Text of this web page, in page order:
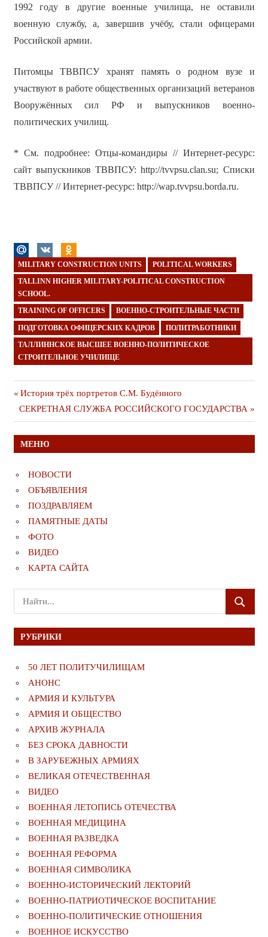
1992 году в другие военные училища, не оставили
военную службу, а, завершив учёбу, стали офицерами
Российской армии.
Питомцы ТВВПСУ хранят память о родном вузе и
участвуют в работе общественных организаций ветеранов
Вооружённых сил РФ и выпускников военно-
политических училищ.
* См. подробнее: Отцы-командиры // Интернет-ресурс:
сайт выпускников ТВВПСУ: http://tvvpsu.clan.su; Списки
ТВВПСУ // Интернет-ресурс: http://wap.tvvpsu.borda.ru.
MILITARY CONSTRUCTION UNITS POLITICAL WORKERS
TALLINN HIGHER MILITARY-POLITICAL CONSTRUCTION
SCHOOL.
TRAINING OF OFFICERS ВОЕННО-СТРОИТЕЛЬНЫЕ ЧАСТИ
ПОДГОТОВКА ОФИЦЕРСКИХ КАДРОВ ПОЛИТРАБОТНИКИ
ТАЛЛИННСКОЕ ВЫСШЕЕ ВОЕННО-ПОЛИТИЧЕСКОЕ
СТРОИТЕЛЬНОЕ УЧИЛИЩЕ
Навигация
по
записям
Предыдущая
публикация
История трёх портретов С.М. Будённого
Следующая
публикация
СЕКРЕТНАЯ СЛУЖБА РОССИЙСКОГО ГОСУДАРСТВА
МЕНЮ
НОВОСТИ
ОБЪЯВЛЕНИЯ
ПОЗДРАВЛЯЕМ
ПАМЯТНЫЕ ДАТЫ
ФОТО
ВИДЕО
КАРТА САЙТА
Поиск
для:
ПОИСК
РУБРИКИ
50 ЛЕТ ПОЛИТУЧИЛИЩАМ
АНОНС
АРМИЯ И КУЛЬТУРА
АРМИЯ И ОБЩЕСТВО
АРХИВ ЖУРНАЛА
БЕЗ СРОКА ДАВНОСТИ
В ЗАРУБЕЖНЫХ АРМИЯХ
ВЕЛИКАЯ ОТЕЧЕСТВЕННАЯ
ВИДЕО
ВОЕННАЯ ЛЕТОПИСЬ ОТЕЧЕСТВА
ВОЕННАЯ МЕДИЦИНА
ВОЕННАЯ РАЗВЕДКА
ВОЕННАЯ РЕФОРМА
ВОЕННАЯ СИМВОЛИКА
ВОЕННО-ИСТОРИЧЕСКИЙ ЛЕКТОРИЙ
ВОЕННО-ПАТРИОТИЧЕСКОЕ ВОСПИТАНИЕ
ВОЕННО-ПОЛИТИЧЕСКИE ОТНОШЕНИЯ
ВОЕННОЕ ИСКУССТВО